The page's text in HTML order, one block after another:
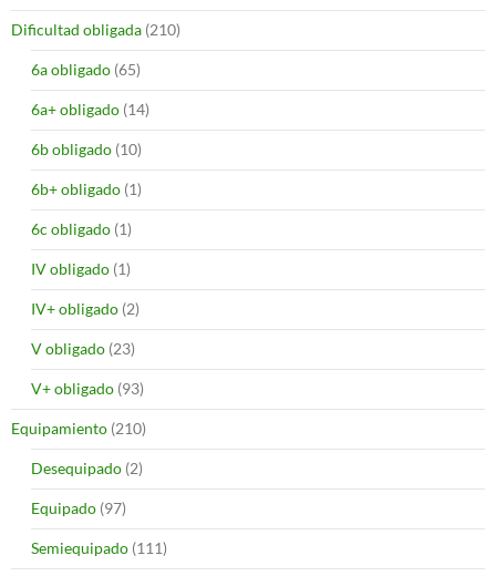
Dificultad obligada (210)
6a obligado (65)
6a+ obligado (14)
6b obligado (10)
6b+ obligado (1)
6c obligado (1)
IV obligado (1)
IV+ obligado (2)
V obligado (23)
V+ obligado (93)
Equipamiento (210)
Desequipado (2)
Equipado (97)
Semiequipado (111)